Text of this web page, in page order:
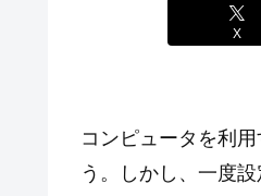
X
コンピュータを利
う。しかし、一度